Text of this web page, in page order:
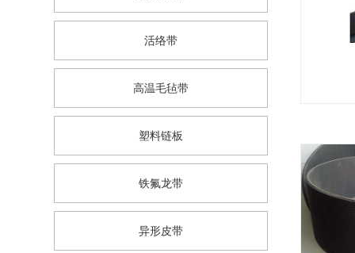
活络带
高温毛毡带
塑料链板
铁氟龙带
异形皮带